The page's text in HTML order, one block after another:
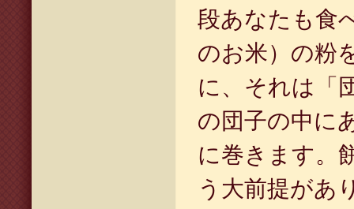
段あなたも食
のお米）の粉
に、それは「
の団子の中に
に巻きます。
う大前提があ